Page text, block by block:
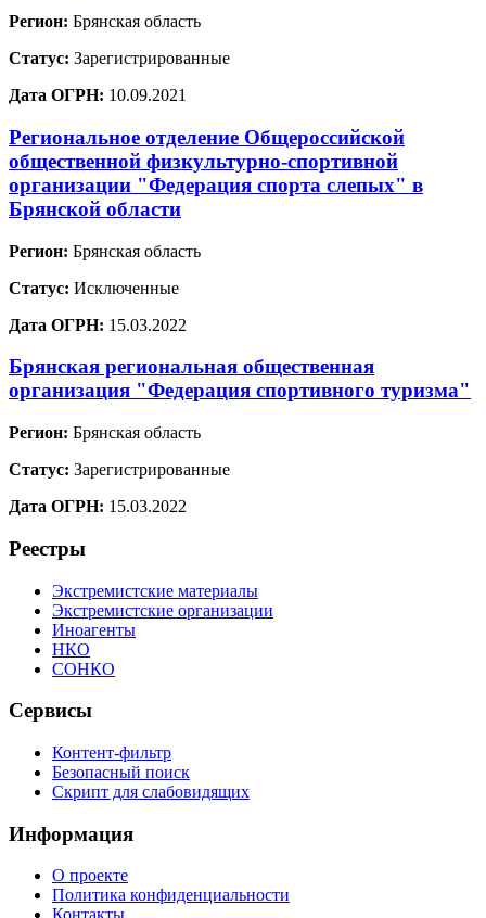
Регион: Брянская область
Статус: Зарегистрированные
Дата ОГРН: 10.09.2021
Региональное отделение Общероссийской
общественной физкультурно-спортивной
организации "Федерация спорта слепых" в
Брянской области
Регион: Брянская область
Статус: Исключенные
Дата ОГРН: 15.03.2022
Брянская региональная общественная
организация "Федерация спортивного туризма"
Регион: Брянская область
Статус: Зарегистрированные
Дата ОГРН: 15.03.2022
Реестры
Экстремистские материалы
Экстремистские организации
Иноагенты
НКО
СОНКО
Сервисы
Контент-фильтр
Безопасный поиск
Скрипт для слабовидящих
Информация
О проекте
Политика конфиденциальности